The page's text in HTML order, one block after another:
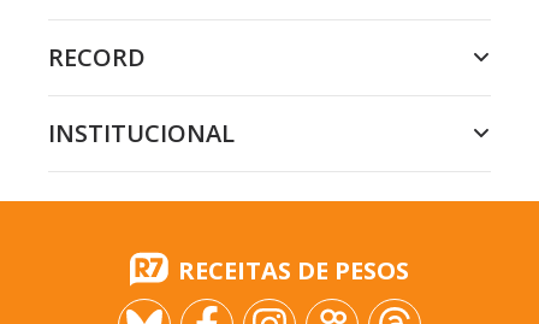
RECORD
INSTITUCIONAL
RECEITAS DE PESOS